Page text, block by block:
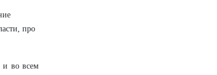
про
и во всем